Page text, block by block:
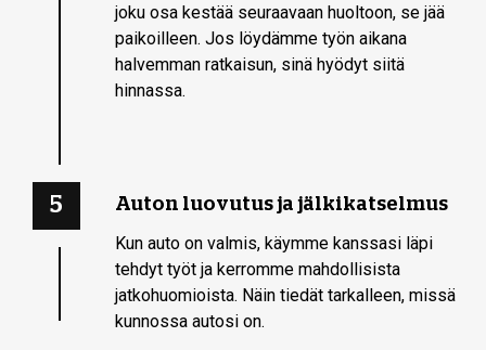
joku osa kestää seuraavaan huoltoon, se jää
paikoilleen. Jos löydämme työn aikana
halvemman ratkaisun, sinä hyödyt siitä
hinnassa.
5 Auton luovutus ja jälkikatselmus
Kun auto on valmis, käymme kanssasi läpi
tehdyt työt ja kerromme mahdollisista
jatkohuomioista. Näin tiedät tarkalleen, missä
kunnossa autosi on.